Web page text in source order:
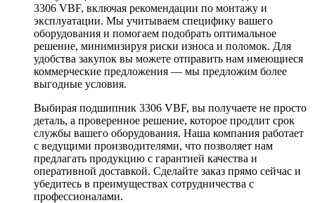
3306 VBF, включая рекомендации по монтажу и
эксплуатации. Мы учитываем специфику вашего
оборудования и помогаем подобрать оптимальное
решение, минимизируя риски износа и поломок. Для
удобства закупок вы можете отправить нам имеющиеся
коммерческие предложения — мы предложим более
выгодные условия.
Выбирая подшипник 3306 VBF, вы получаете не просто
деталь, а проверенное решение, которое продлит срок
службы вашего оборудования. Наша компания работает
с ведущими производителями, что позволяет нам
предлагать продукцию с гарантией качества и
оперативной доставкой. Сделайте заказ прямо сейчас и
убедитесь в преимуществах сотрудничества с
профессионалами.